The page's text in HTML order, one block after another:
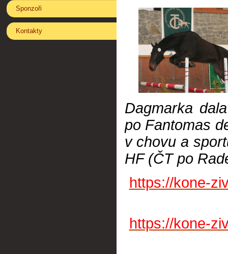
Dagmarka
po Fantomas
v chovu a
HF (ČT po
https://kone-
https://kone-
Sponzoři
Kontakty